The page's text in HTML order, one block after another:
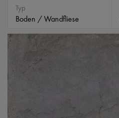
Typ
Boden / Wandfliese